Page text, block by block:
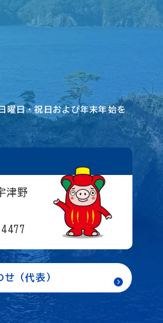
曜日・祝日および年末年始を
津野
（代表）